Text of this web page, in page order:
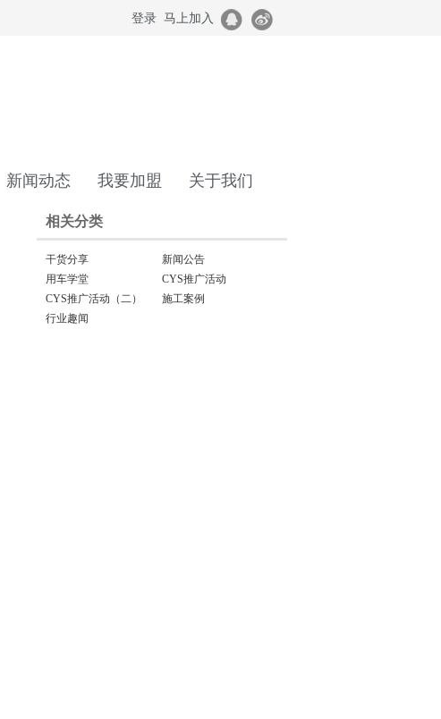
登录 马上加入
新闻动态 我要加盟 关于我们
相关分类
干货分享
新闻公告
用车学堂
CYS推广活动
CYS推广活动（二）
施工案例
行业趣闻